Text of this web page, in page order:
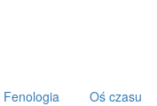
Fenologia Oś czasu